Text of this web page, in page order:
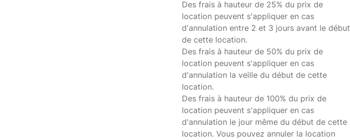
Des frais à hauteur de 25% du prix de
location peuvent s'appliquer en cas
d'annulation entre 2 et 3 jours avant le début
de cette location.
Des frais à hauteur de 50% du prix de
location peuvent s'appliquer en cas
d'annulation la veille du début de cette
location.
Des frais à hauteur de 100% du prix de
location peuvent s'appliquer en cas
d'annulation le jour même du début de cette
location. Vous pouvez annuler la location